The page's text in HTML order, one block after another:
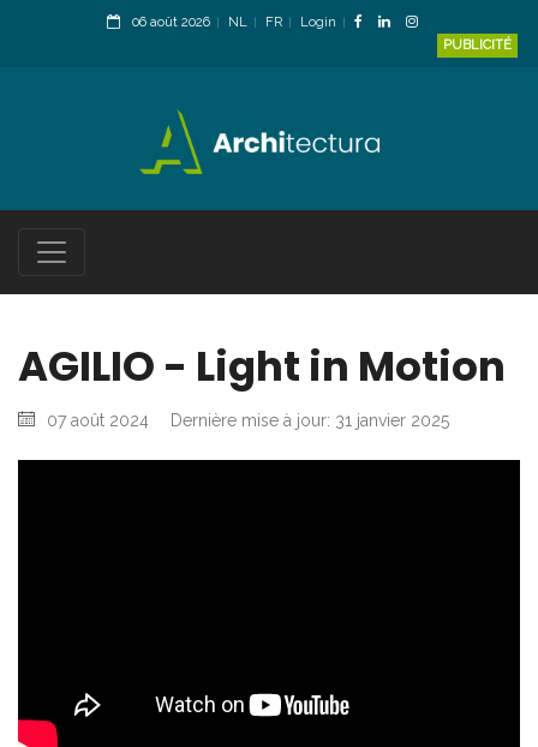
06 août 2026 NL FR
Login
PUBLICITÉ
AGILIO - Light in Motion
07 août 2024 Dernière mise à jour: 31 janvier 2025